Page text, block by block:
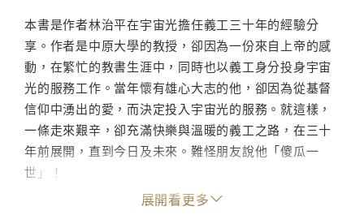
本書是作者林治平在宇宙光擔任義工三十年的經驗分
享。作者是中原大學的教授，卻因為一份來自上帝的感
動，在繁忙的教書生涯中，同時也以義工身分投身宇宙
光的服務工作。當年懷有雄心大志的他，卻因為從基督
信仰中湧出的愛，而決定投入宇宙光的服務。就這樣，
一條走來艱辛，卻充滿快樂與溫暖的義工之路，在三十
年前展開，直到今日及未來。難怪朋友說他「傻瓜一
世」！
展開看更多